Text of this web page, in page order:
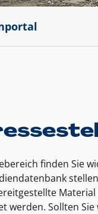
finden Sie
werden. Sollten